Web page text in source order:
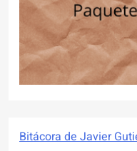
Bitácora de Javier